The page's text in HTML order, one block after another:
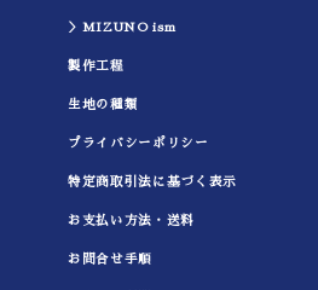
＞MIZUNO ism
製作工程
生地の種類
プライバシーポリシー
特定商取引法に基づく表示
お支払い方法・送料
お問合せ手順